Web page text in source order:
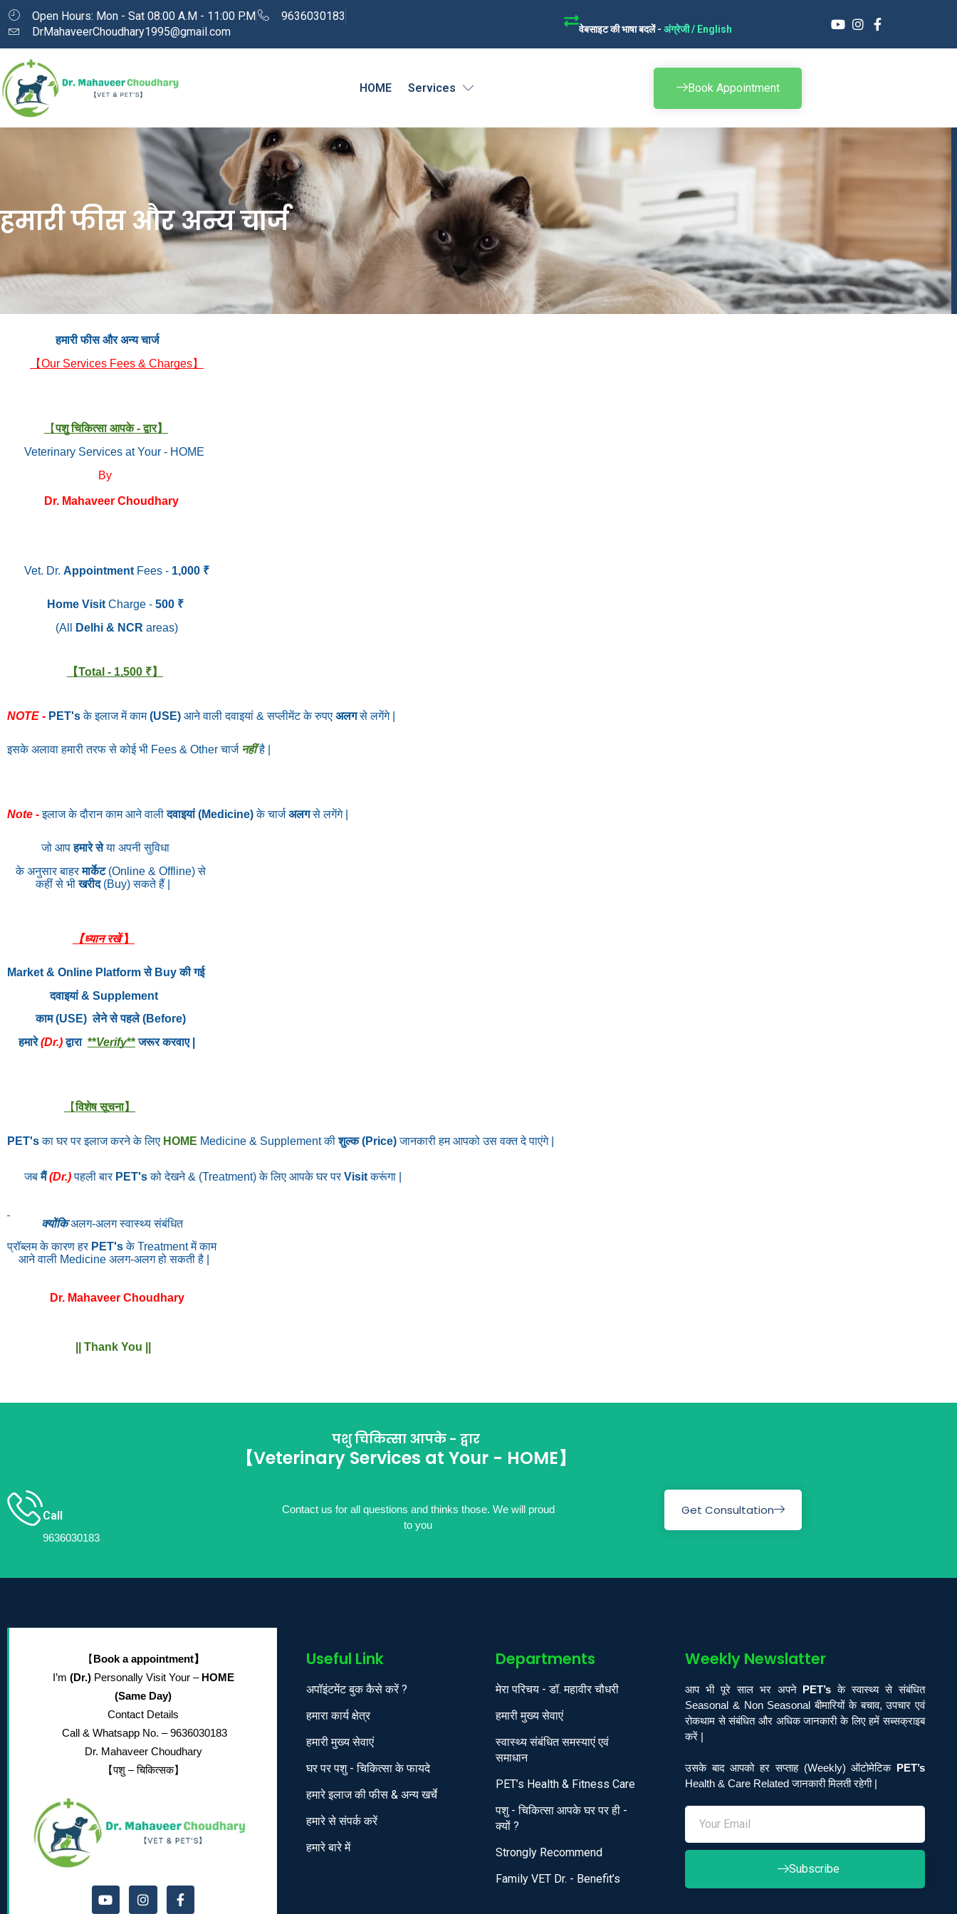
Open Hours: Mon - Sat 08:00 A.M - 11:00 P.M
9636030183
DrMahaveerChoudhary1995@gmail.com
वेबसाइट की भाषा बदलें - अंग्रेजी / English
HOME Services Book Appointment
हमारी फीस और अन्य चार्ज
हमारी फीस और अन्य चार्ज
【Our Services Fees & Charges】
【पशु चिकित्सा आपके - द्वार】
Veterinary Services at Your - HOME
By
Dr. Mahaveer Choudhary
Vet. Dr. Appointment Fees - 1,000 ₹
Home Visit Charge - 500 ₹
(All
Delhi & NCR areas)
【Total - 1,500 ₹】
NOTE - PET'sके इलाज में काम(USE) आने वाली दवाइयां & सप्लीमेंट के रुपए अलगसे लगेंगे |
इसके अलावा हमारी तरफ से कोई भी Fees & Other चार्ज नहींहै |
Note - इलाज के दौरान काम आने वालीदवाइयां (Medicine)के चार्जअलगसे लगेंगे |
जो आपहमारे सेया अपनी सुविधा
के अनुसार बाहरमार्केट(Online & Offline) से
कहीं से भीखरीद(Buy) सकते हैं |
【ध्यान रखें】
Market & Online Platform से Buy की गई
दवाइयां & Supplement
काम (USE) लेने से पहले (Before)
हमारे(Dr.)द्वारा **Verify**जरूर करवाए |
【विशेष सूचना】
PET'sका घर पर इलाज करने के लिए HOME Medicine & Supplement कीशुल्क (Price)जानकारी हम आपको उस वक्त दे पाएंगे |
जबमैं(Dr.)पहली बार PET'sको देखने & (Treatment) के लिए आपके घर परVisitकरूंगा |
क्योंकिअलग-अलग स्वास्थ्य संबंधित
प्रॉब्लम के कारण हर PET'sके Treatment में काम
आने वाली Medicine अलग-अलग हो सकती है |
Dr. Mahaveer Choudhary
|| Thank You ||
पशु चिकित्सा आपके - द्वार
【Veterinary Services at Your - HOME】
Call
9636030183
Contact us for all questions and thinks those. We will proud
to you
Get Consultation
【Book a appointment】
I’m (Dr.)Personally Visit Your – HOME
(Same Day)
Contact Details
Call & Whatsapp No. – 9636030183
Dr. Mahaveer Choudhary
【पशु – चिकित्सक】
Useful Link
अपॉइंटमेंट बुक कैसे करें ?
हमारा कार्य क्षेत्र
हमारी मुख्य सेवाएं
घर पर पशु - चिकित्सा के फायदे
हमारे इलाज की फीस & अन्य खर्चे
हमारे से संपर्क करें
हमारे बारे में
Departments
मेरा परिचय - डॉ. महावीर चौधरी
हमारी मुख्य सेवाएं
स्वास्थ्य संबंधित समस्याएं एवं
समाधान
PET’s Health & Fitness Care
पशु - चिकित्सा आपके घर पर ही -
क्यों ?
Strongly Recommend
Family VET Dr. - Benefit’s
Weekly Newslatter
आप भी पूरे साल भर अपने PET’s के स्वास्थ्य से संबंधित
Seasonal & Non Seasonal बीमारियों के बचाव, उपचार एवं
रोकथाम से संबंधित और अधिक जानकारी के लिए हमें सब्सक्राइब
करें |
उसके बाद आपको हर सप्ताह (Weekly) ऑटोमेटिक PET’s
Health & Care Related जानकारी मिलती रहेगी |
Subscribe